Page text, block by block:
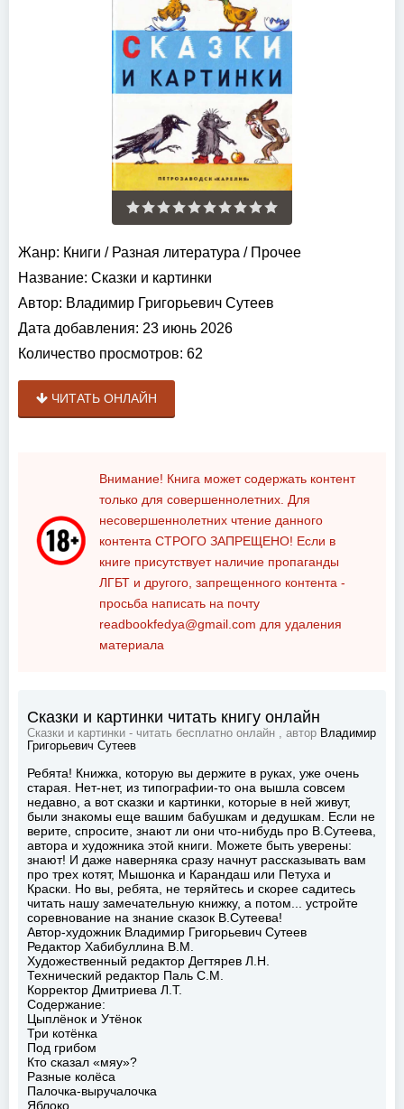
Жанр: Книги / Разная литература / Прочее
Название: Сказки и картинки
Автор: Владимир Григорьевич Сутеев
Дата добавления: 23 июнь 2026
Количество просмотров: 62
ЧИТАТЬ ОНЛАЙН
Внимание! Книга может содержать контент
только для совершеннолетних. Для
несовершеннолетних чтение данного
контента СТРОГО ЗАПРЕЩЕНО! Если в
книге присутствует наличие пропаганды
ЛГБТ и другого, запрещенного контента -
просьба написать на почту
readbookfedya@gmail.com для удаления
материала
Сказки и картинки читать книгу онлайн
Сказки и картинки - читать бесплатно онлайн , автор Владимир
Григорьевич Сутеев
Ребята! Книжка, которую вы держите в руках, уже очень
старая. Нет-нет, из типографии-то она вышла совсем
недавно, а вот сказки и картинки, которые в ней живут,
были знакомы еще вашим бабушкам и дедушкам. Если не
верите, спросите, знают ли они что-нибудь про В.Сутеева,
автора и художника этой книги. Можете быть уверены:
знают! И даже наверняка сразу начнут рассказывать вам
про трех котят, Мышонка и Карандаш или Петуха и
Краски. Но вы, ребята, не теряйтесь и скорее садитесь
читать нашу замечательную книжку, а потом... устройте
соревнование на знание сказок В.Сутеева!
Автор-художник Владимир Григорьевич Сутеев
Редактор Хабибуллина В.М.
Художественный редактор Дегтярев Л.Н.
Технический редактор Паль С.М.
Корректор Дмитриева Л.Т.
Содержание:
Цыплёнок и Утёнок
Три котёнка
Под грибом
Кто сказал «мяу»?
Разные колёса
Палочка-выручалочка
Яблоко